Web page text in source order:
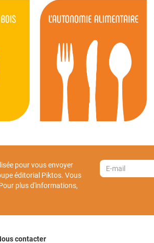
pour vous envoyer
éditorial Piktos. Vous
plus d'informations,
contacter